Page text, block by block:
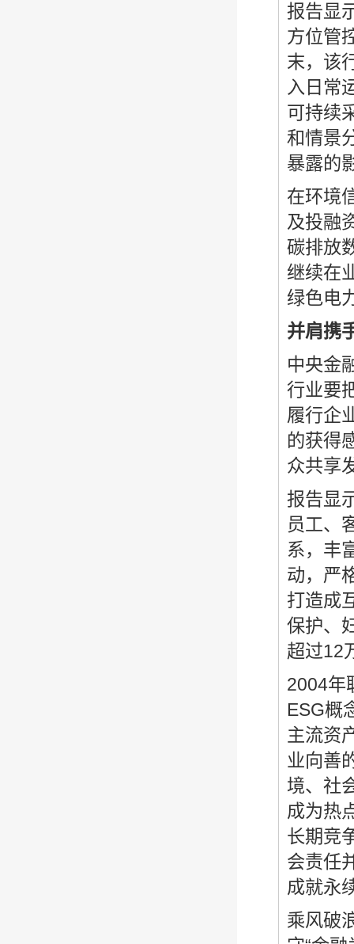
报告显
方位管
末，该
入日常
可持续
和情景
暴露的
在环境
及投融
碳排放
继续在
绿色电
并肩携
中央金
行业要
履行企
的获得
众共享
报告显
员工、
系，丰
动，严
打造成
保护、
超过12
2004年
ESG概
主流资
业向善
境、社
成为热
长期竞
会责任
成就永
乘风破